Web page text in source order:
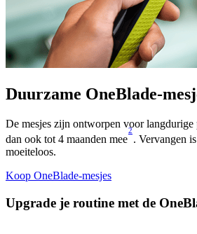
Duurzame OneBlade-
De mesjes zijn ontworpen voor langdurige
dan ook tot 4 maanden mee
2
. Vervangen
moeiteloos.
Koop OneBlade-mesjes
Upgrade je routine met de